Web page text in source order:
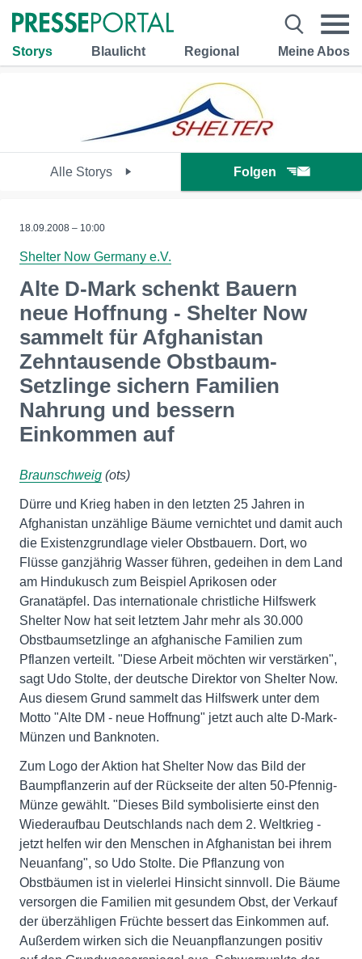
Storys Blaulicht Regional Meine Abos
Alle Storys Folgen
18.09.2008 – 10:00
Shelter Now Germany e.V.
Alte D-Mark schenkt Bauern
neue Hoffnung - Shelter Now
sammelt für Afghanistan
Zehntausende Obstbaum-
Setzlinge sichern Familien
Nahrung und bessern
Einkommen auf
Braunschweig (ots)
Dürre und Krieg haben in den letzten 25 Jahren in
Afghanistan unzählige Bäume vernichtet und damit auch
die Existenzgrundlage vieler Obstbauern. Dort, wo
Flüsse ganzjährig Wasser führen, gedeihen in dem Land
am Hindukusch zum Beispiel Aprikosen oder
Granatäpfel. Das internationale christliche Hilfswerk
Shelter Now hat seit letztem Jahr mehr als 30.000
Obstbaumsetzlinge an afghanische Familien zum
Pflanzen verteilt. "Diese Arbeit möchten wir verstärken",
sagt Udo Stolte, der deutsche Direktor von Shelter Now.
Aus diesem Grund sammelt das Hilfswerk unter dem
Motto "Alte DM - neue Hoffnung" jetzt auch alte D-Mark-
Münzen und Banknoten.
Zum Logo der Aktion hat Shelter Now das Bild der
Baumpflanzerin auf der Rückseite der alten 50-Pfennig-
Münze gewählt. "Dieses Bild symbolisierte einst den
Wiederaufbau Deutschlands nach dem 2. Weltkrieg -
jetzt helfen wir den Menschen in Afghanistan bei ihrem
Neuanfang", so Udo Stolte. Die Pflanzung von
Obstbäumen ist in vielerlei Hinsicht sinnvoll. Die Bäume
versorgen die Familien mit gesundem Obst, der Verkauf
der überzähligen Früchte bessert das Einkommen auf.
Außerdem wirken sich die Neuanpflanzungen positiv